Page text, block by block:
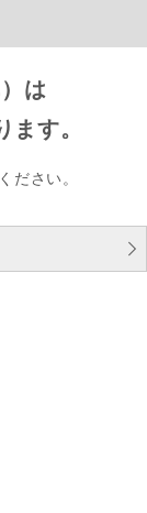
は
す。
ださい。